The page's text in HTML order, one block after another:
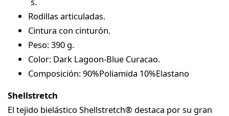
Rodillas articuladas.
Cintura con cinturón.
Peso: 390 g.
Color: Dark Lagoon-Blue Curacao.
Composición: 90%Poliamida 10%Elastano
Shellstretch
El tejido bielástico Shellstretch® destaca por su gran